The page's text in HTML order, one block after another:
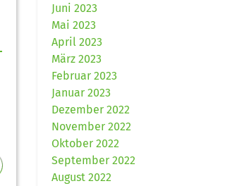
Juni 2023
Mai 2023
April 2023
März 2023
Februar 2023
Januar 2023
Dezember 2022
November 2022
Oktober 2022
September 2022
August 2022